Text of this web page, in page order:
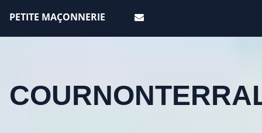
PETITE MAÇONNERIE